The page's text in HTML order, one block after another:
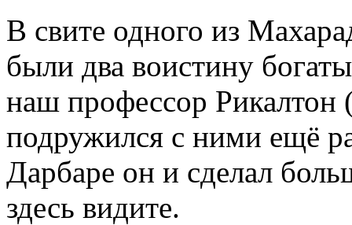
В свите одного из
были два воистину
наш профессор Рикалтон
подружился с ними ещё
Дарбаре он и сделал
здесь видите.